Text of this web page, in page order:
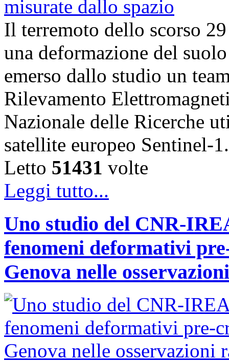
Il terremoto dello scorso
una deformazione del
emerso dallo studio un
Rilevamento
Nazionale delle Ricerche
satellite europeo
Letto 51431 volte
Leggi tutto...
Uno studio del CNR-
fenomeni deformativi
Genova nelle